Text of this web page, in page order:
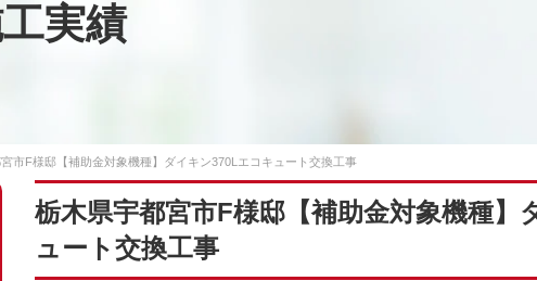
実績
市F様邸【補助金対象機種】ダイキン370Lエコキュート交換工事
栃木県宇都宮市F様邸【補助金対象機種】
ュート交換工事